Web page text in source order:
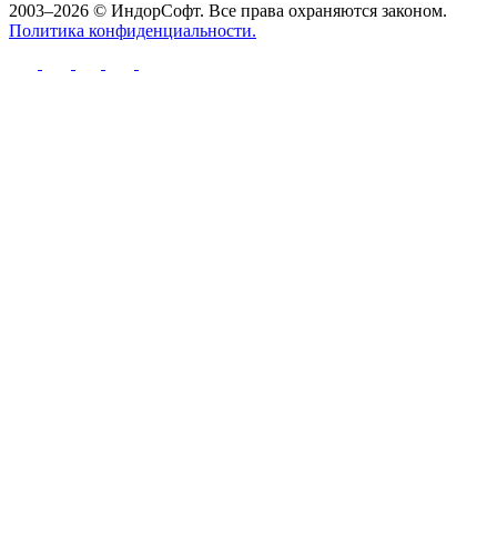
2003–2026 © ИндорСофт. Все права охраняются законом.
Политика конфиденциальности.